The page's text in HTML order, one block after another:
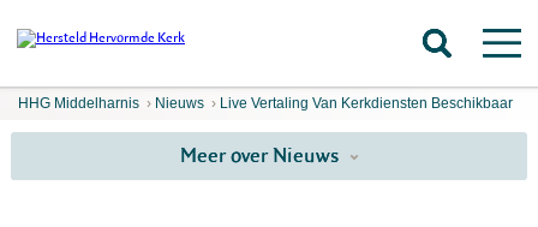
HHG Middelharnis › Nieuws › Live Vertaling Van Kerkdiensten Beschikbaar
Meer over Nieuws